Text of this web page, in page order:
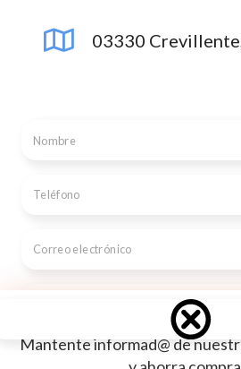
03330
Mantente informad@ de